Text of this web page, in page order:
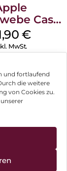
und fortlaufend
die weitere
von Cookies zu.
Case
15 Pro
Schwarz
€
MwSt.